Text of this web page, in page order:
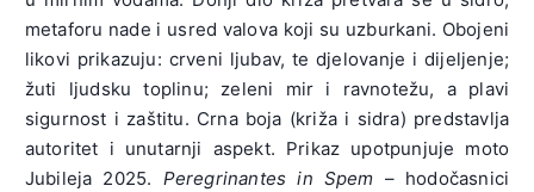
metaforu nade i usred valova koji su uzburkani. Obojeni
likovi prikazuju: crveni ljubav, te djelovanje i dijeljenje;
žuti ljudsku toplinu; zeleni mir i ravnotežu, a plavi
sigurnost i zaštitu. Crna boja (križa i sidra) predstavlja
autoritet i unutarnji aspekt. Prikaz upotpunjuje moto
Jubileja 2025. Peregrinantes in Spem – hodočasnici